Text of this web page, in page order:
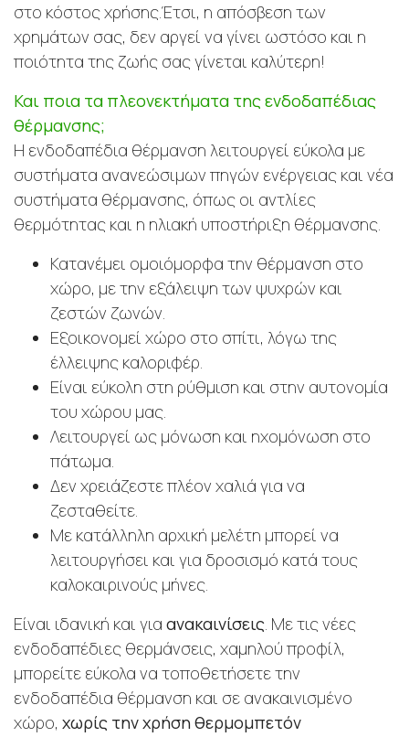
στο κόστος χρήσης.Έτσι, η απόσβεση των
χρημάτων σας, δεν αργεί να γίνει ωστόσο και η
ποιότητα της ζωής σας γίνεται καλύτερη!
Και ποια τα πλεονεκτήματα της ενδοδαπέδιας
θέρμανσης;
Η ενδοδαπέδια θέρμανση λειτουργεί εύκολα με
συστήματα ανανεώσιμων πηγών ενέργειας και νέα
συστήματα θέρμανσης, όπως οι αντλίες
θερμότητας και η ηλιακή υποστήριξη θέρμανσης.
Κατανέμει ομοιόμορφα την θέρμανση στο
χώρο, με την εξάλειψη των ψυχρών και
ζεστών ζωνών.
Εξοικονομεί χώρο στο σπίτι, λόγω της
έλλειψης καλοριφέρ.
Είναι εύκολη στη ρύθμιση και στην αυτονομία
του χώρου μας.
Λειτουργεί ως μόνωση και ηχομόνωση στο
πάτωμα.
Δεν χρειάζεστε πλέον χαλιά για να
ζεσταθείτε.
Με κατάλληλη αρχική μελέτη μπορεί να
λειτουργήσει και για δροσισμό κατά τους
καλοκαιρινούς μήνες.
Είναι ιδανική και για ανακαινίσεις. Με τις νέες
ενδοδαπέδιες θερμάνσεις, χαμηλού προφίλ,
μπορείτε εύκολα να τοποθετήσετε την
ενδοδαπέδια θέρμανση και σε ανακαινισμένο
χώρο, χωρίς την χρήση θερμομπετόν